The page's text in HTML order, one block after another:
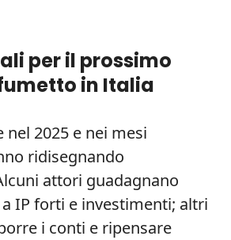
per il prossimo
in Italia
nel 2025 e nei mesi
ridisegnando
attori guadagnano
IP forti e investimenti; altri
i conti e ripensare